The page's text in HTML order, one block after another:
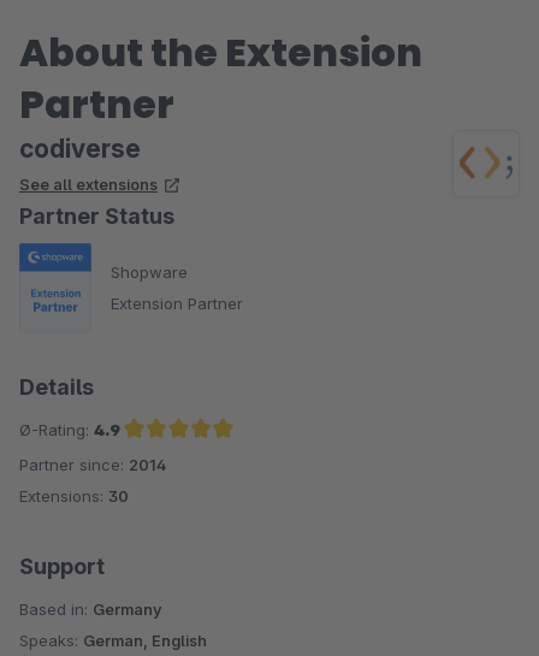
About the Extension
Partner
codiverse
See all extensions
Partner Status
Shopware
Extension Partner
Details
Ø-Rating: 4.9
Average rating of 4.9 out of 5 stars
Partner since: 2014
Extensions: 30
Support
Based in: Germany
Speaks: German, English